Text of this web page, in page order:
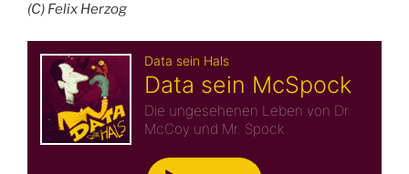
(C) Felix Herzog